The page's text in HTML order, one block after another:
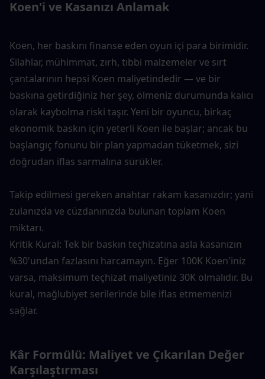
Koen'i ve Kasanızı Anlamak
Koen, her baskını finanse eden oyun içi para birimidir.
Silahlar, mühimmat, zırh, tıbbi malzemeler ve sırt
çantalarının hepsi Koen maliyetindedir — ve bir
baskına getirdiğiniz her şey, ölmeniz durumunda kalıcı
olarak kaybolma riski taşır. Yeni bir oyuncu, birkaç
ekonomik baskın için yeterli Koen ile başlar; ancak bu
başlangıç fonunu bir plan yapmadan tüketmek, sizi
doğrudan iflas sarmalına sürükler.
Takip edilmesi gereken anahtar rakam kasanızdır; yani
zulanızda ve cüzdanınızda bulunan toplam Koen
miktarı.
Kritik Kural: Tek bir baskın teçhizatına asla kasanızın
%30'undan fazlasını harcamayın. Eğer 100K Koen'iniz
varsa, maksimum teçhizat maliyetiniz 30K olmalıdır. Bu
kural, mağlubiyet serilerinde bile iflas etmemenizi
sağlar.
Kâr Formülü: Maliyet ve Çıkarılan Değer
Karşılaştırması